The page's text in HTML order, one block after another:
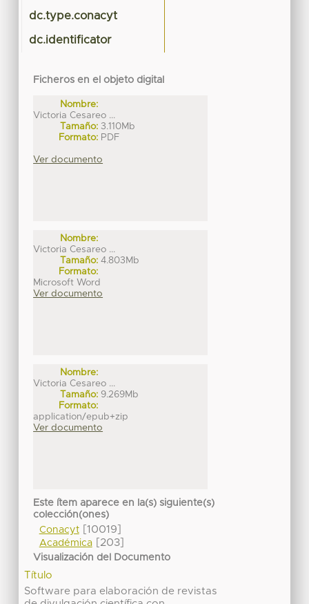
dc.type.conacyt
dc.identificator
Ficheros en el objeto digital
Nombre:
Victoria Cesareo ...
Tamaño: 3.110Mb
Formato: PDF
Ver documento
Nombre:
Victoria Cesareo ...
Tamaño: 4.803Mb
Formato:
Microsoft Word
Ver documento
Nombre:
Victoria Cesareo ...
Tamaño: 9.269Mb
Formato:
application/epub+zip
Ver documento
Este ítem aparece en la(s) siguiente(s)
colección(ones)
Conacyt[10019]
Académica[203]
Visualización del Documento
Título
Software para elaboración de revistas